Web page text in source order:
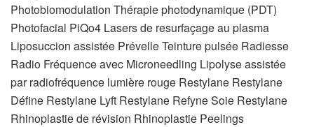
Photobiomodulation Thérapie photodynamique (PDT)
Photofacial PiQo4 Lasers de resurfaçage au plasma
Liposuccion assistée Prévelle Teinture pulsée Radiesse
Radio Fréquence avec Microneedling Lipolyse assistée
par radiofréquence lumière rouge Restylane Restylane
Défine Restylane Lyft Restylane Refyne Soie Restylane
Rhinoplastie de révision Rhinoplastie Peelings